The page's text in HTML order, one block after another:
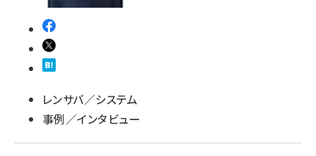
レンサバ／システム
事例／インタビュー